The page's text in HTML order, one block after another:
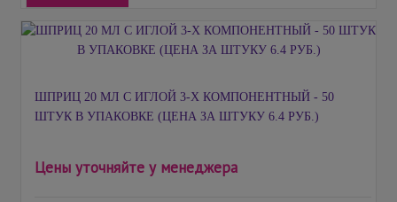
ШПРИЦ 20 МЛ С ИГЛОЙ 3-Х КОМПОНЕНТНЫЙ - 50
ШТУК В УПАКОВКЕ (ЦЕНА ЗА ШТУКУ 6.4 РУБ.)
Цены уточняйте у менеджера